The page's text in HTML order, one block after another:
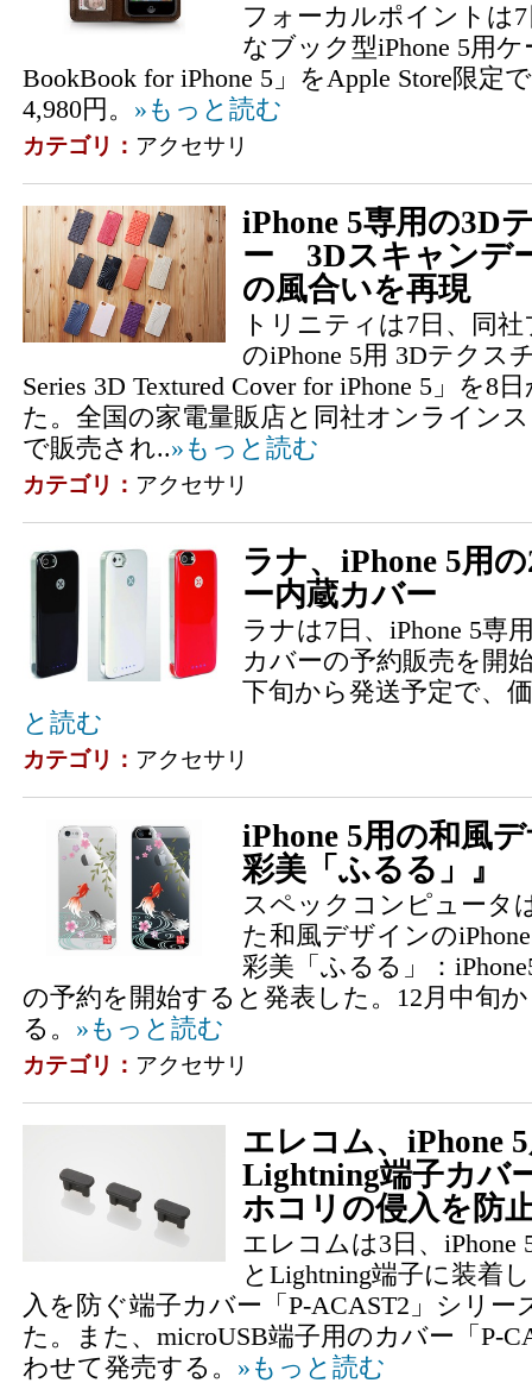
フォーカルポイントは
なブック型iPhone 5用ケ
BookBook for iPhone 5」をApple Store限定
4,980円。 »もっと読む
カテゴリ： アクセサリ
iPhone 5専用の3D
ー 3Dスキャンデ
の風合いを再現
トリニティは7日、同
のiPhone 5用 3Dテクス
Series 3D Textured Cover for iPhone 5」を8
た。全国の家電量販店と同社オンライン
で販売され..»もっと読む
カテゴリ： アクセサリ
ラナ、iPhone 5用
ー内蔵カバー
ラナは7日、iPhone 5専
カバーの予約販売を開
下旬から発送予定で、
と読む
カテゴリ： アクセサリ
iPhone 5用の和風
彩美「ふるる」』
スペックコンピュータ
た和風デザインの
彩美「ふるる」：
の予約を開始すると発表した。12月中旬
る。 »もっと読む
カテゴリ： アクセサリ
エレコム、iPhone
Lightning端子カ
ホコリの侵入を防
エレコムは3日、
とLightning端子に装着
入を防ぐ端子カバー「P-ACAST2」シリ
た。また、microUSB端子用のカバー「P-
わせて発売する。 »もっと読む